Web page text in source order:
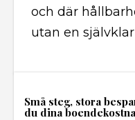
och där
utan en
Små steg, stora
du dina